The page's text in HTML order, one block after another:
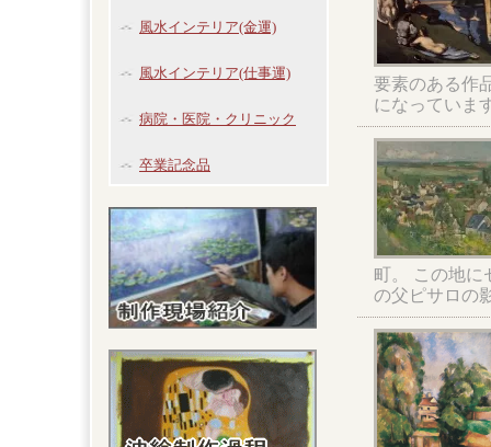
風水インテリア(金運)
風水インテリア(仕事運)
病院・医院・クリニック
卒業記念品
要素のある作
になっていま
町。 この地に
の父ピサロの